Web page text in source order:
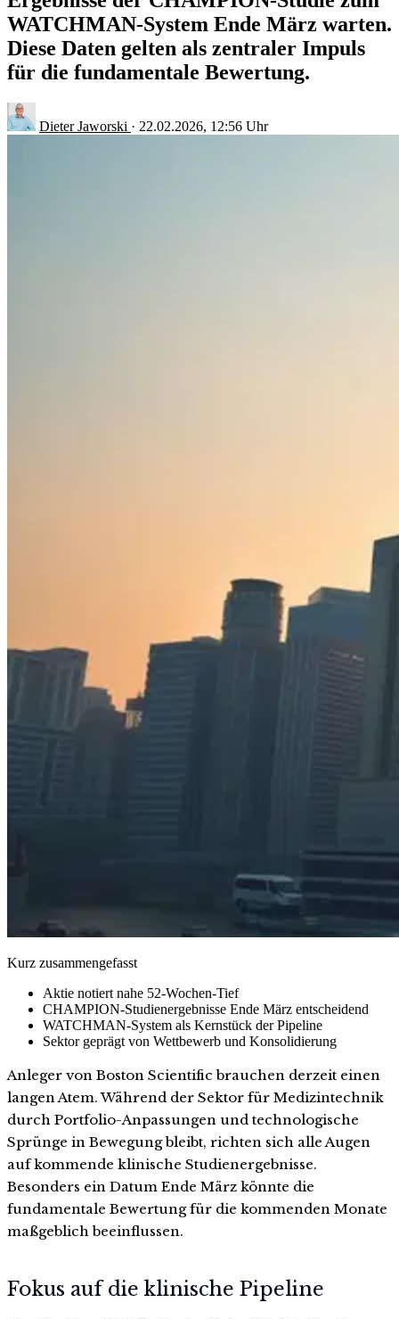
WATCHMAN-System Ende März warten.
Diese Daten gelten als zentraler Impuls
für die fundamentale Bewertung.
Dieter Jaworski · 22.02.2026, 12:56 Uhr
Kurz zusammengefasst
Aktie notiert nahe 52-Wochen-Tief
CHAMPION-Studienergebnisse Ende März entscheidend
WATCHMAN-System als Kernstück der Pipeline
Sektor geprägt von Wettbewerb und Konsolidierung
Anleger von Boston Scientific brauchen derzeit einen
langen Atem. Während der Sektor für Medizintechnik
durch Portfolio-Anpassungen und technologische
Sprünge in Bewegung bleibt, richten sich alle Augen
auf kommende klinische Studienergebnisse.
Besonders ein Datum Ende März könnte die
fundamentale Bewertung für die kommenden Monate
maßgeblich beeinflussen.
Fokus auf die klinische Pipeline